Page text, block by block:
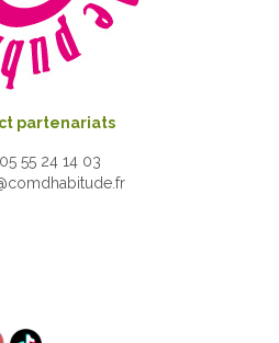
partenariats
55 24 14 03